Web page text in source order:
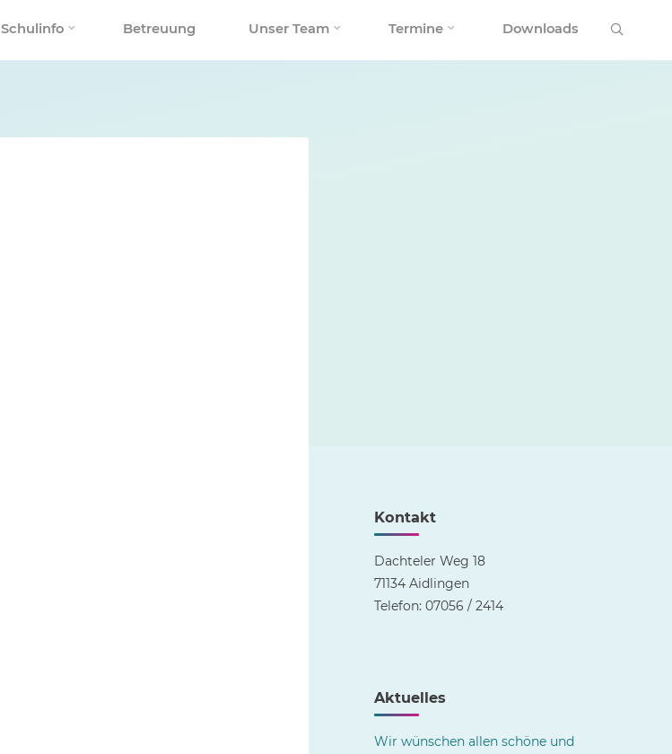
Schulinfo Betreuung Unser Team Termine Downloads
Kontakt
Dachteler Weg 18
71134 Aidlingen
Telefon: 07056 / 2414
Aktuelles
Wir wünschen allen schöne und